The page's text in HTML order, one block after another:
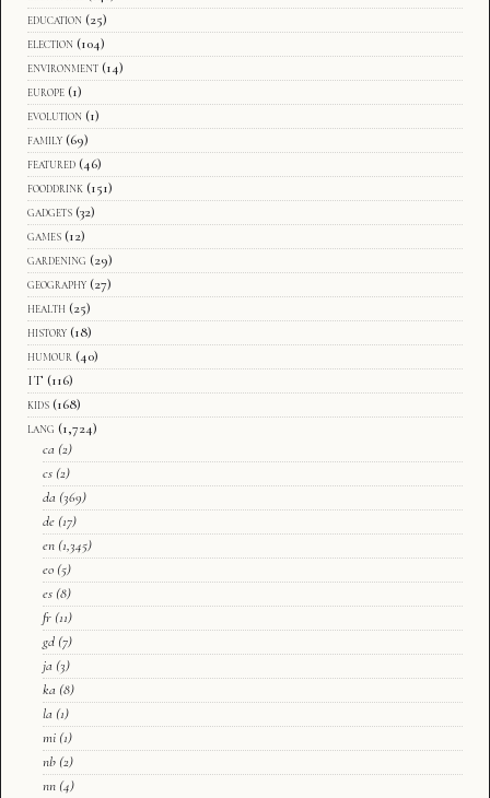
education (25)
election (104)
environment (14)
europe (1)
evolution (1)
family (69)
featured (46)
fooddrink (151)
gadgets (32)
games (12)
gardening (29)
geography (27)
health (25)
history (18)
humour (40)
IT (116)
kids (168)
lang (1,724)
ca (2)
cs (2)
da (369)
de (17)
en (1,345)
eo (5)
es (8)
fr (11)
gd (7)
ja (3)
ka (8)
la (1)
mi (1)
nb (2)
nn (4)